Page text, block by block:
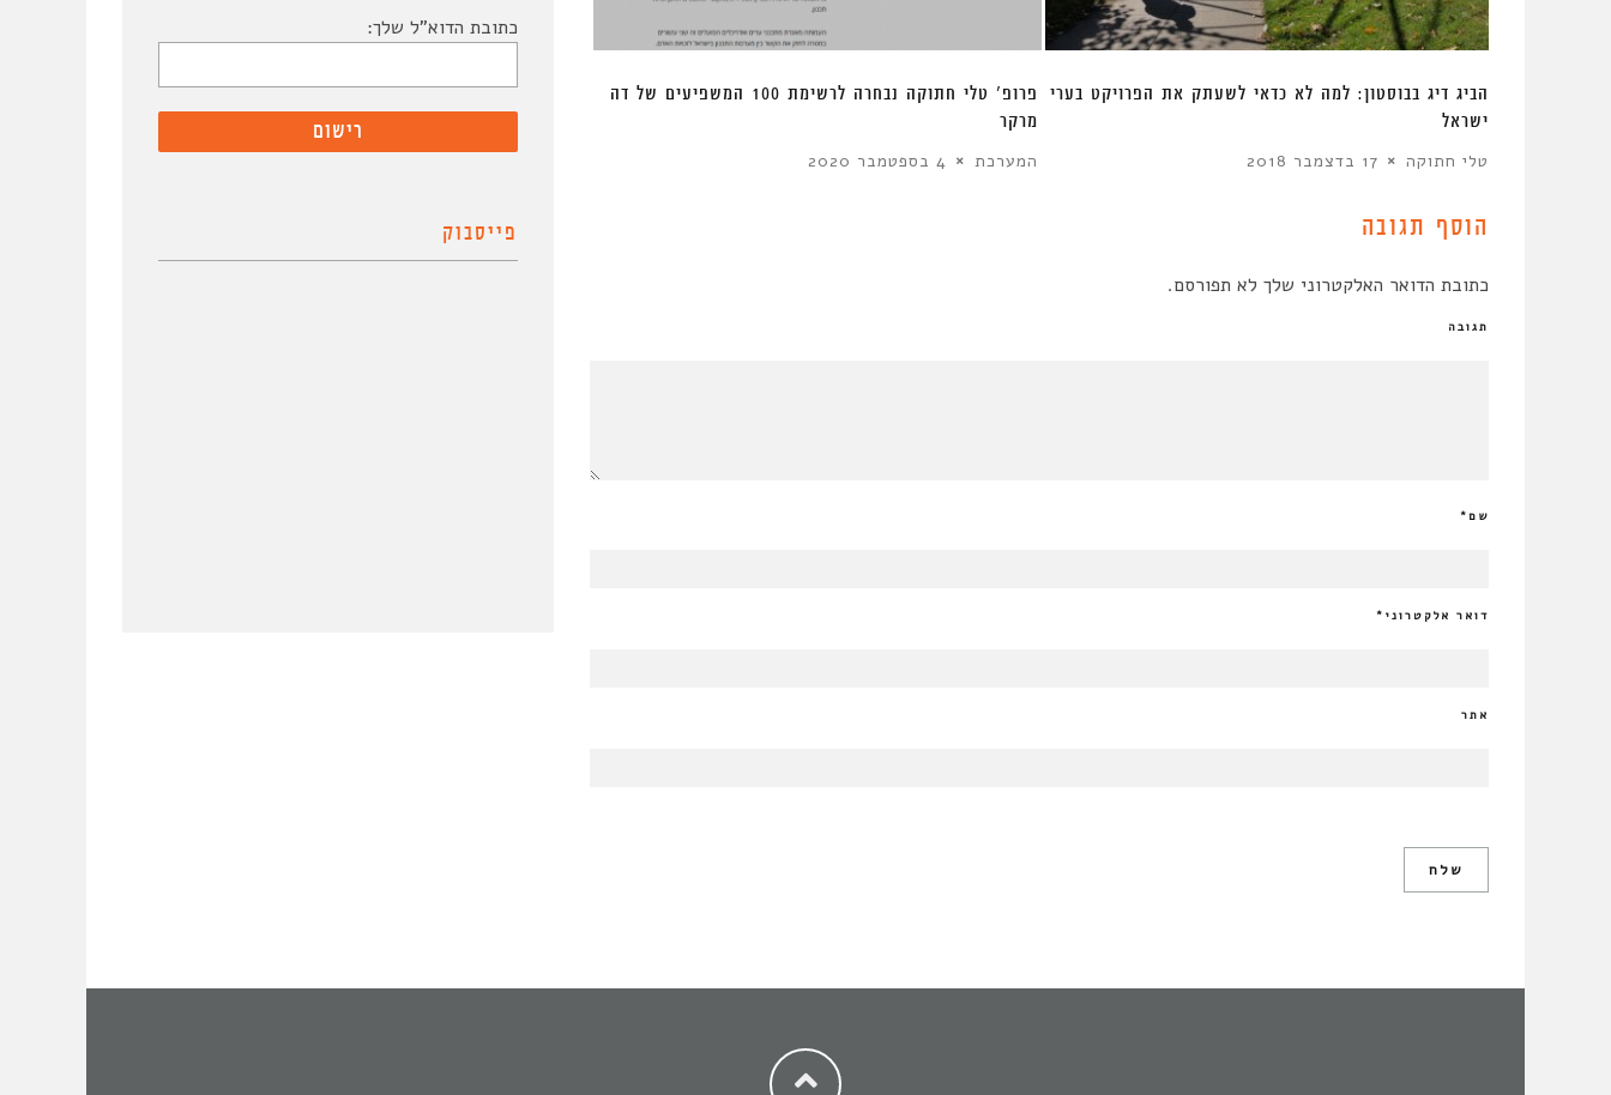
פרופ’ טלי חתוקה נבחרה לרשימת 100 המשפיעים של דה
מרקר
המערכת 4 בספטמבר 2020
הביג דיג בבוסטון: למה לא כדאי לשעתק את הפרויקט בערי
ישראל
טלי חתוקה 17 בדצמבר 2018
הוסף תגובה
כתובת הדואר האלקטרוני שלך לא תפורסם.
תגובה
שם*
דואר אלקטרוני *
אתר
כתובת הדוא"ל שלך:
פייסבוק